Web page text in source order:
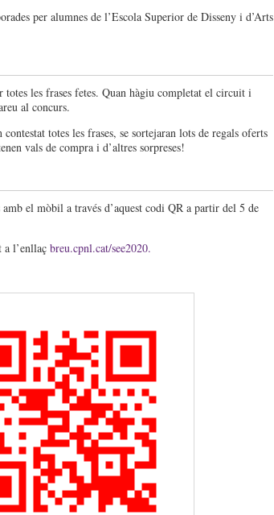
per alumnes de l’Escola Superior de Disseny i d’Arts
les frases fetes. Quan hàgiu completat el circuit i
al concurs.
totes les frases, se sortejaran lots de regals oferts
vals de compra i d’altres sorpreses!
el mòbil a través d’aquest codi QR a partir del 5 de
a l’enllaç breu.cpnl.cat/see2020.